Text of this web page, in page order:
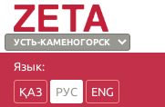
Язык:
ҚАЗ
РУС
ENG